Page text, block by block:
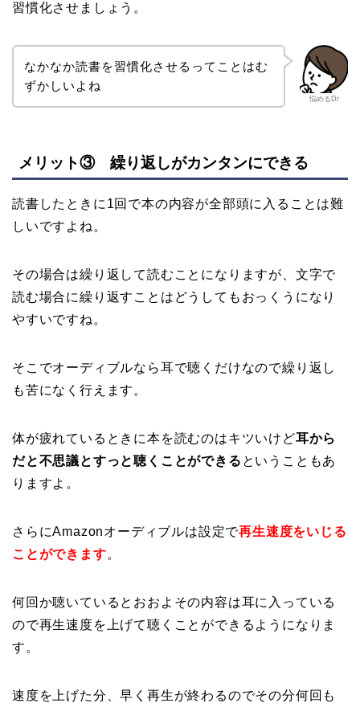
習慣化させましょう。
悩めるDr
なかなか読書を習慣化させるってことはむ
ずかしいよね
メリット③ 繰り返しがカンタンにできる
読書したときに1回で本の内容が全部頭に入ることは難
しいですよね。
その場合は繰り返して読むことになりますが、文字で
読む場合に繰り返すことはどうしてもおっくうになり
やすいですね。
そこでオーディブルなら耳で聴くだけなので繰り返し
も苦になく行えます。
体が疲れているときに本を読むのはキツいけど耳から
だと不思議とすっと聴くことができる ということもあ
りますよ。
さらにAmazonオーディブルは設定で再生速度をいじる
ことができます。
何回か聴いているとおおよその内容は耳に入っている
ので再生速度を上げて聴くことができるようになりま
す。
速度を上げた分、早く再生が終わるのでその分何回も